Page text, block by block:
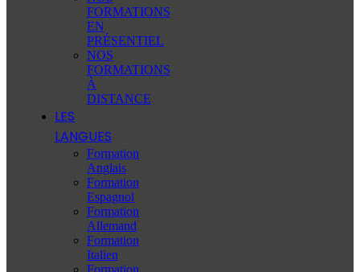
FORMATIONS
EN
PRÉSENTIEL
NOS
FORMATIONS
À
DISTANCE
LES
LANGUES
Formation
Anglais
Formation
Espagnol
Formation
Allemand
Formation
Italien